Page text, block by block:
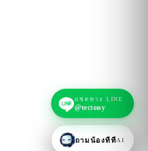
ถามน้องทีทีAI
แชตทาง LINE
@tectony